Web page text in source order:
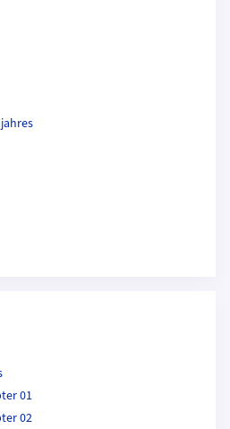
01
02